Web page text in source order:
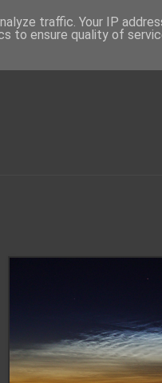
traffic. Your IP
to ensure quality of